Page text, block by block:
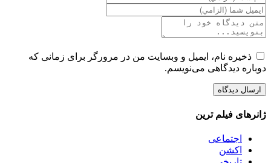
ذخیره نام، ایمیل و وبسایت من در مرورگر برای زمانی که
دوباره دیدگاهی می‌نویسم.
ژانرهای فیلم ترین
اجتماعی
اکشن